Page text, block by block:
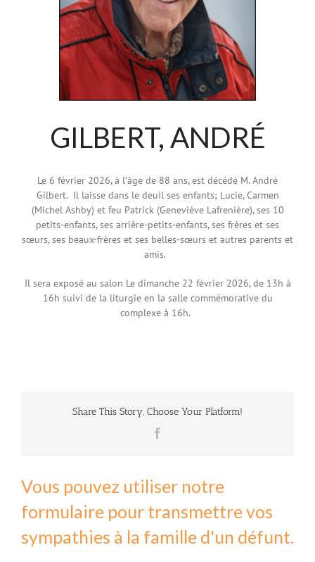
GILBERT, ANDRÉ
Le 6 février 2026, à l’âge de 88 ans, est décédé M. André
Gilbert. Il laisse dans le deuil ses enfants; Lucie, Carmen
(Michel Ashby) et feu Patrick (Geneviève Lafrenière), ses 10
petits-enfants, ses arrière-petits-enfants, ses frères et ses
sœurs, ses beaux-frères et ses belles-sœurs et autres parents et
amis.
Il sera exposé au salon Le dimanche 22 février 2026, de 13h à
16h suivi de la liturgie en la salle commémorative du
complexe à 16h.
Share This Story, Choose Your Platform!
Vous pouvez utiliser notre
formulaire pour transmettre vos
sympathies à la famille d'un défunt.